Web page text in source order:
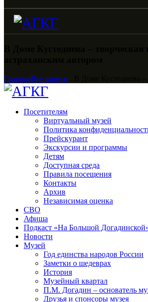
ГлавнаяВсе записи
Посетителям
Виртуальный музей
Политика
Прейскурант
Экскурсии и программы
Детям
Доступная среда
Правила посещения
Контакты
Архив
Независимая оценка
СВО
Афиша
Подкаст «На Большой
Новости
Музей
Год единства народов России
Заметки о шедеврах
История
Музейный квартал
П.М. Догадин – основатель
Друзья и спонсоры музея